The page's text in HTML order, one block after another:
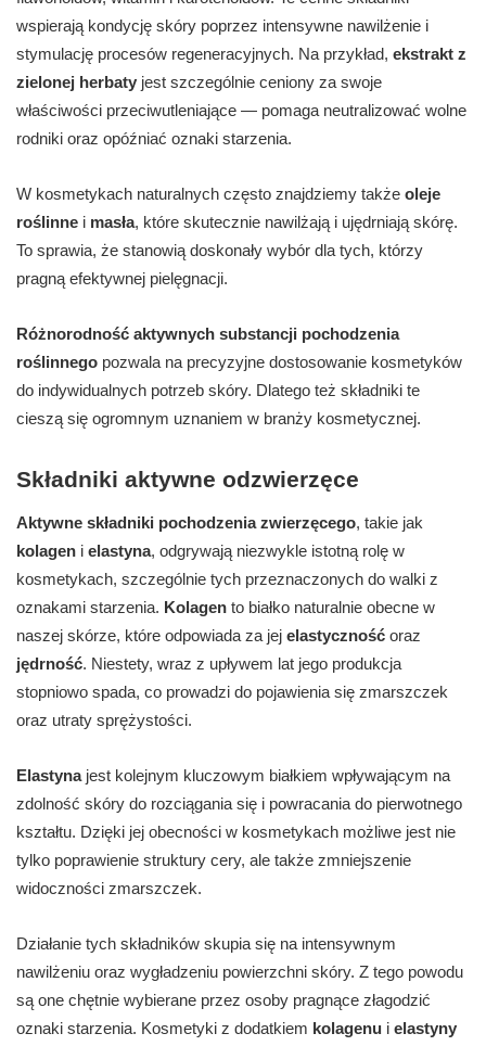
wspierają kondycję skóry poprzez intensywne nawilżenie i
stymulację procesów regeneracyjnych. Na przykład, ekstrakt z
zielonej herbaty jest szczególnie ceniony za swoje
właściwości przeciwutleniające — pomaga neutralizować wolne
rodniki oraz opóźniać oznaki starzenia.
W kosmetykach naturalnych często znajdziemy także oleje
roślinne i masła, które skutecznie nawilżają i ujędrniają skórę.
To sprawia, że stanowią doskonały wybór dla tych, którzy
pragną efektywnej pielęgnacji.
Różnorodność aktywnych substancji pochodzenia
roślinnego pozwala na precyzyjne dostosowanie kosmetyków
do indywidualnych potrzeb skóry. Dlatego też składniki te
cieszą się ogromnym uznaniem w branży kosmetycznej.
Składniki aktywne odzwierzęce
Aktywne składniki pochodzenia zwierzęcego, takie jak
kolagen i elastyna, odgrywają niezwykle istotną rolę w
kosmetykach, szczególnie tych przeznaczonych do walki z
oznakami starzenia. Kolagen to białko naturalnie obecne w
naszej skórze, które odpowiada za jej elastyczność oraz
jędrność. Niestety, wraz z upływem lat jego produkcja
stopniowo spada, co prowadzi do pojawienia się zmarszczek
oraz utraty sprężystości.
Elastynajest kolejnym kluczowym białkiem wpływającym na
zdolność skóry do rozciągania się i powracania do pierwotnego
kształtu. Dzięki jej obecności w kosmetykach możliwe jest nie
tylko poprawienie struktury cery, ale także zmniejszenie
widoczności zmarszczek.
Działanie tych składników skupia się na intensywnym
nawilżeniu oraz wygładzeniu powierzchni skóry. Z tego powodu
są one chętnie wybierane przez osoby pragnące złagodzić
oznaki starzenia. Kosmetyki z dodatkiem kolagenu i elastyny